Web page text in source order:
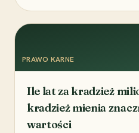
PRAWO KARNE
Ile lat za kradzież
kradzież mienia
wartości